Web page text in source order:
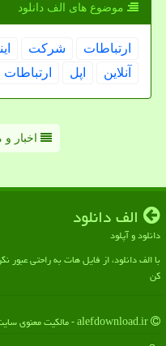
موضوع های الف دانلود
ارتباطات شركت
آنلاین
اپل
اخبار
الف دانلود
دانلود و آپلود
با الف دانلود، از فایل هات به راحتی
کن